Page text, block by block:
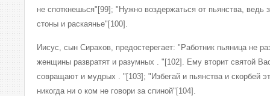
не споткнешься"[99]; "Нужно воздержаться от пьянства, ведь
стоны и раскаянье"[100].
Иисус, сын Сирахов, предостерегает: "Работник пьяница не
женщины развратят и разумных . "[102]. Ему вторит святой
совращают и мудрых . "[103]; "Избегай и пьянства и скорбей
никогда ни о ком не говори за спиной"[104].